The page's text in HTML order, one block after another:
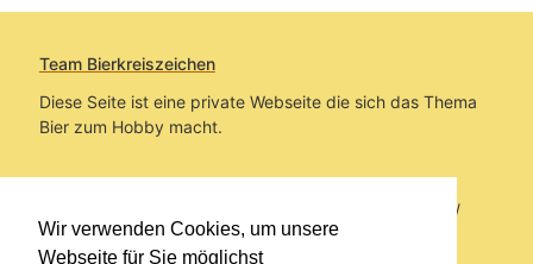
Wir verwenden Cookies, um unsere
Webseite für Sie möglichst
Team Bierkreiszeichen
Diese Seite ist eine private Webseite die sich das Thema
Bier zum Hobby macht.
Sie befinden sich auf https://www.bierkreiszeichen.at/
im Pfad:Bierkreiszeichen/Gesammelte Biere